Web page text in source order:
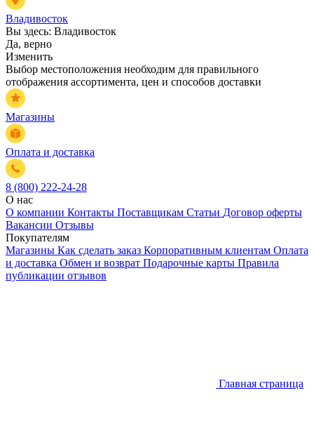
Владивосток
Вы здесь: Владивосток
Да, верно
Изменить
Выбор местоположения необходим для правильного
отображения ассортимента, цен и способов доставки
Магазины
Оплата и доставка
8 (800) 222-24-28
О нас
О компании Контакты Поставщикам Статьи Договор оферты
Вакансии Отзывы
Покупателям
Магазины Как сделать заказ Корпоративным клиентам Оплата
и доставка Обмен и возврат Подарочные карты Правила
публикации отзывов
Главная страница